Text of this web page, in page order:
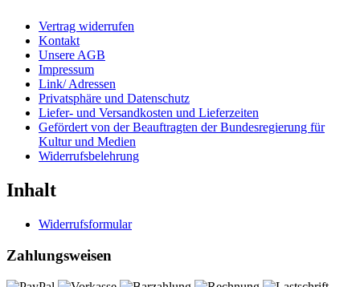
Vertrag widerrufen
Kontakt
Unsere AGB
Impressum
Link/ Adressen
Privatsphäre und Datenschutz
Liefer- und Versandkosten und Lieferzeiten
Gefördert von der Beauftragten der Bundesregierung für
Kultur und Medien
Widerrufsbelehrung
Inhalt
Widerrufsformular
Zahlungsweisen